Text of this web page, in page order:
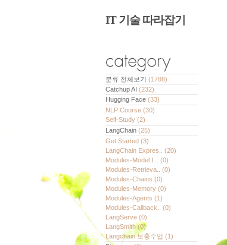
IT 기술 따라잡기
분류 전체보기 (1788)
Catchup AI (232)
Hugging Face (33)
NLP Course (30)
Self-Study (2)
LangChain (25)
Get Started (3)
LangChain Expres.. (20)
Modules-Model I .. (0)
Modules-Retrieva.. (0)
Modules-Chains (0)
Modules-Memory (0)
Modules-Agents (1)
Modules-Callback.. (0)
LangServe (0)
LangSmith(0)
Langchain 보충수업 (1)